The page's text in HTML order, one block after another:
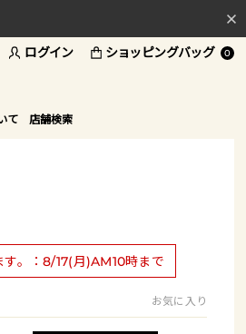
ログイン ショッピングバッグ 0
て 店舗検索
。：8/17(月)AM10時まで
お気に入り